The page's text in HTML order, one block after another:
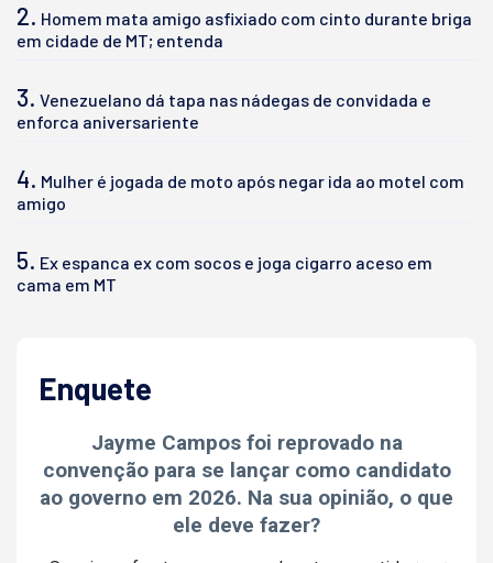
2. Homem mata amigo asfixiado com cinto durante briga
em cidade de MT; entenda
3. Venezuelano dá tapa nas nádegas de convidada e
enforca aniversariente
4. Mulher é jogada de moto após negar ida ao motel com
amigo
5. Ex espanca ex com socos e joga cigarro aceso em
cama em MT
Enquete
Jayme Campos foi reprovado na
convenção para se lançar como candidato
ao governo em 2026. Na sua opinião, o que
ele deve fazer?